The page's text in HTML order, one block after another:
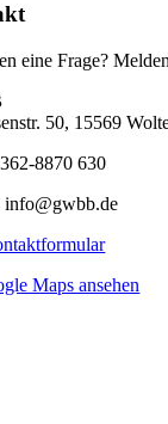
eine Frage?
50, 15569
8870 630
Maps ansehen